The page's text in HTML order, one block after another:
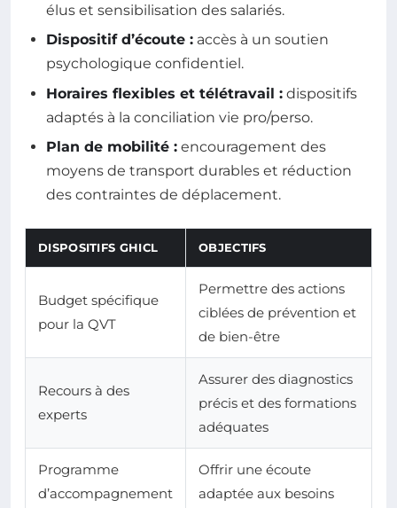
élus et sensibilisation des salariés.
Dispositif d’écoute : accès à un soutien
psychologique confidentiel.
Horaires flexibles et télétravail : dispositifs
adaptés à la conciliation vie pro/perso.
Plan de mobilité : encouragement des
moyens de transport durables et réduction
des contraintes de déplacement.
DISPOSITIFS GHICL OBJECTIFS
Budget spécifique
pour la QVT
Permettre des actions
ciblées de prévention et
de bien-être
Recours à des
experts
Assurer des diagnostics
précis et des formations
adéquates
Programme
d’accompagnement
Offrir une écoute
adaptée aux besoins